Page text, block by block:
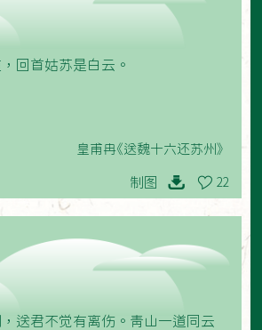
回首姑苏是白云。
皇甫冉《送魏十六还苏州》
制图 22
送君不觉有离伤。青山一道同云